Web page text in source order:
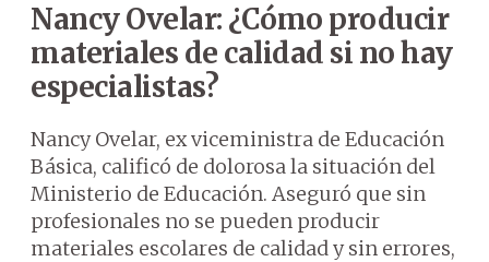
Nancy Ovelar: ¿Cómo producir
materiales de calidad si no hay
especialistas?
Nancy Ovelar, ex viceministra de Educación
Básica, calificó de dolorosa la situación del
Ministerio de Educación. Aseguró que sin
profesionales no se pueden producir
materiales escolares de calidad y sin errores,